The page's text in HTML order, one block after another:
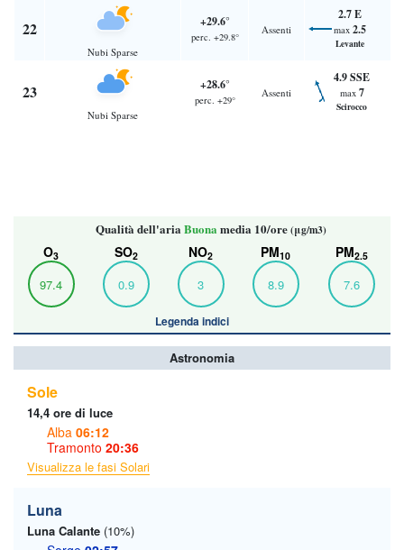
22
Nubi Sparse
+29.6°
perc. +29.8°
Assenti
2.7 E
max 2.5
Levante
23
Nubi Sparse
+28.6°
perc. +29°
Assenti
4.9 SSE
max 7
Scirocco
Qualità dell'aria Buona media 10/ore(μg/m3)
O3
97.4
SO2
0.9
NO2
3
PM10
8.9
PM2.5
7.6
Legenda indici
Astronomia
Sole
14,4 ore di luce
Alba 06:12
Tramonto 20:36
Visualizza le fasi Solari
Luna
Luna Calante (10%)